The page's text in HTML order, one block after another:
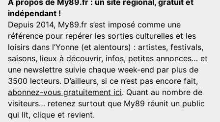
A propos de My89.fr : un site régional, gratuit et
indépendant !
Depuis 2014, My89.fr s’est imposé comme une
référence pour repérer les sorties culturelles et les
loisirs dans l’Yonne (et alentours) : artistes, festivals,
saisons, lieux à découvrir, infos, petites annonces… et
une newslettre suivie chaque week-end par plus de
3500 lecteurs. D’ailleurs, si ce n’est pas encore fait,
abonnez-vous gratuitement ici. Quant au nombre de
visiteurs… retenez surtout que My89 réunit un public
qui lit, clique et revient.